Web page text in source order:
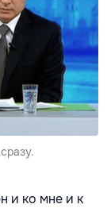
и ко мне и к